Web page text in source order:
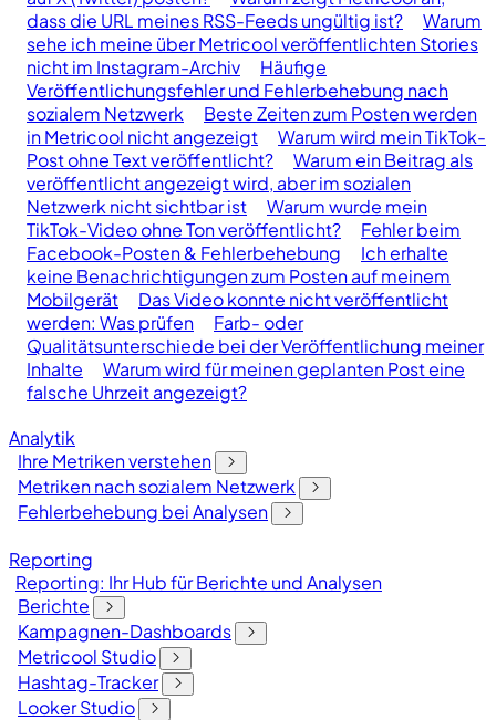
dass die URL meines RSS-Feeds ungültig ist?
Warum
sehe ich meine über Metricool veröffentlichten Stories
nicht im Instagram-Archiv
Häufige
Veröffentlichungsfehler und Fehlerbehebung nach
sozialem Netzwerk
Beste Zeiten zum Posten werden
in Metricool nicht angezeigt
Warum wird mein TikTok-
Post ohne Text veröffentlicht?
Warum ein Beitrag als
veröffentlicht angezeigt wird, aber im sozialen
Netzwerk nicht sichtbar ist
Warum wurde mein
TikTok-Video ohne Ton veröffentlicht?
Fehler beim
Facebook-Posten & Fehlerbehebung
Ich erhalte
keine Benachrichtigungen zum Posten auf meinem
Mobilgerät
Das Video konnte nicht veröffentlicht
werden: Was prüfen
Farb- oder
Qualitätsunterschiede bei der Veröffentlichung meiner
Inhalte
Warum wird für meinen geplanten Post eine
falsche Uhrzeit angezeigt?
Analytik
Ihre Metriken verstehen
Metriken nach sozialem Netzwerk
Fehlerbehebung bei Analysen
Reporting
Reporting: Ihr Hub für Berichte und Analysen
Berichte
Kampagnen-Dashboards
Metricool Studio
Hashtag-Tracker
Looker Studio